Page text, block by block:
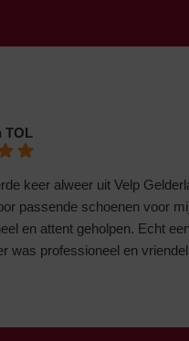
TOL
keer alweer uit Velp
passende schoenen voor
en attent geholpen. Echt
was professioneel en